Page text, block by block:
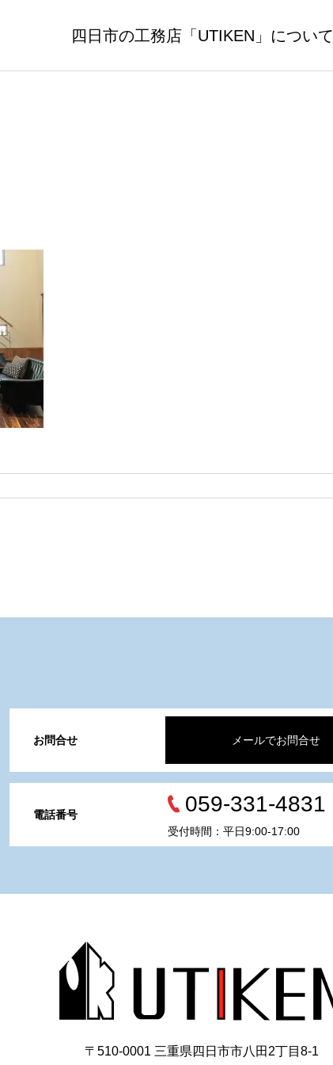
四日市の工務店「UTIKEN」について
お問合せ メールでお問合せ
電話番号 059-331-4831
受付時間：平日9:00-17:00
〒510-0001 三重県四日市市八田2丁目8‐1